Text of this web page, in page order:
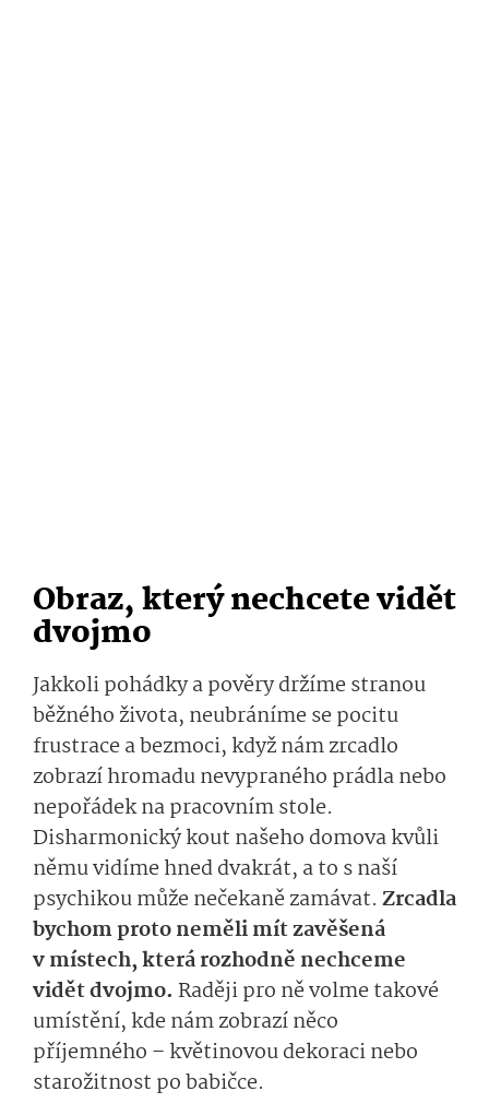
Obraz, který nechcete vidět
dvojmo
Jakkoli pohádky a pověry držíme stranou
běžného života, neubráníme se pocitu
frustrace a bezmoci, když nám zrcadlo
zobrazí hromadu nevypraného prádla nebo
nepořádek na pracovním stole.
Disharmonický kout našeho domova kvůli
němu vidíme hned dvakrát, a to s naší
psychikou může nečekaně zamávat. Zrcadla
bychom proto neměli mít zavěšená
v místech, která rozhodně nechceme
vidět dvojmo. Raději pro ně volme takové
umístění, kde nám zobrazí něco
příjemného – květinovou dekoraci nebo
starožitnost po babičce.